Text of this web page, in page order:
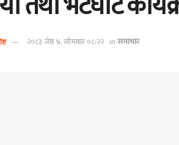
२०८३ जेष्ठ ४, सोमबार ०८:२२ inसमाचार